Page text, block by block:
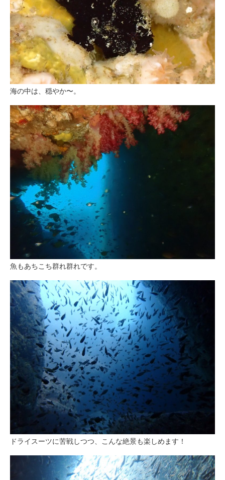
海の中は、穏やか〜。
魚もあちこち群れ群れです。
ドライスーツに苦戦しつつ、こんな絶景も楽しめます！